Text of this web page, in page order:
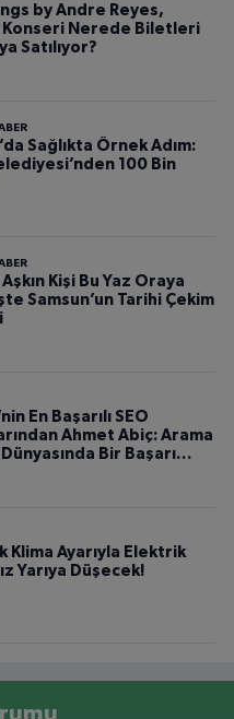
by Andre Reyes,
Konseri Nerede Biletleri
Satılıyor?
Sağlıkta Örnek Adım:
100 Bin
Kişi Bu Yaz Oraya
Samsun’un Tarihi Çekim
En Başarılı SEO
Ahmet Abiç: Arama
Bir Başarı
Klima Ayarıyla Elektrik
Yarıya Düşecek!